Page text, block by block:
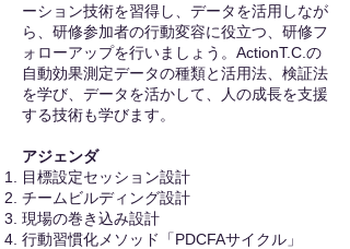
ーション技術を習得し、データを活用しなが
ら、研修参加者の行動変容に役立つ、研修フ
ォローアップを行いましょう。ActionT.C.の
自動効果測定データの種類と活用法、検証法
を学び、データを活かして、人の成長を支援
する技術も学びます。
アジェンダ
目標設定セッション設計
チームビルディング設計
現場の巻き込み設計
行動習慣化メソッド「PDCFAサイクル」